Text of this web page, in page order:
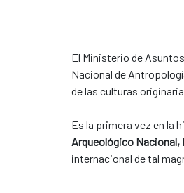
El Ministerio de
Nacional de
de las culturas
Es la primera vez en la
Arqueológico Nacional,
internacional de tal